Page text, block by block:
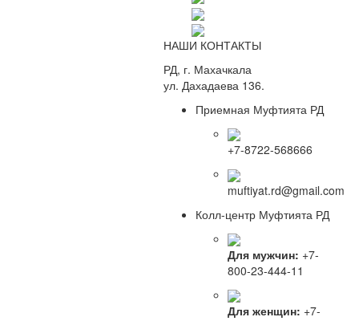
НАШИ КОНТАКТЫ
РД, г. Махачкала
ул. Дахадаева 136.
Приемная Муфтията РД
+7-8722-568666
muftiyat.rd@gmail.com
Колл-центр Муфтията РД
Для мужчин: +7-
800-23-444-11
Для женщин: +7-